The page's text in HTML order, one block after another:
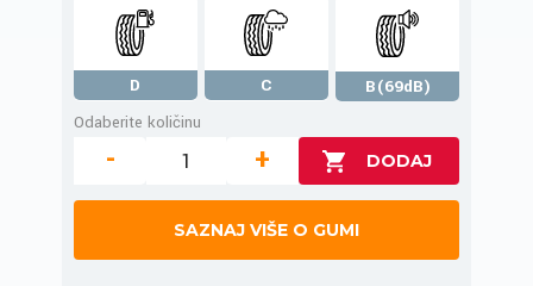
D C
B(69dB)
Odaberite količinu
- +
SAZNAJ VIŠE O GUMI